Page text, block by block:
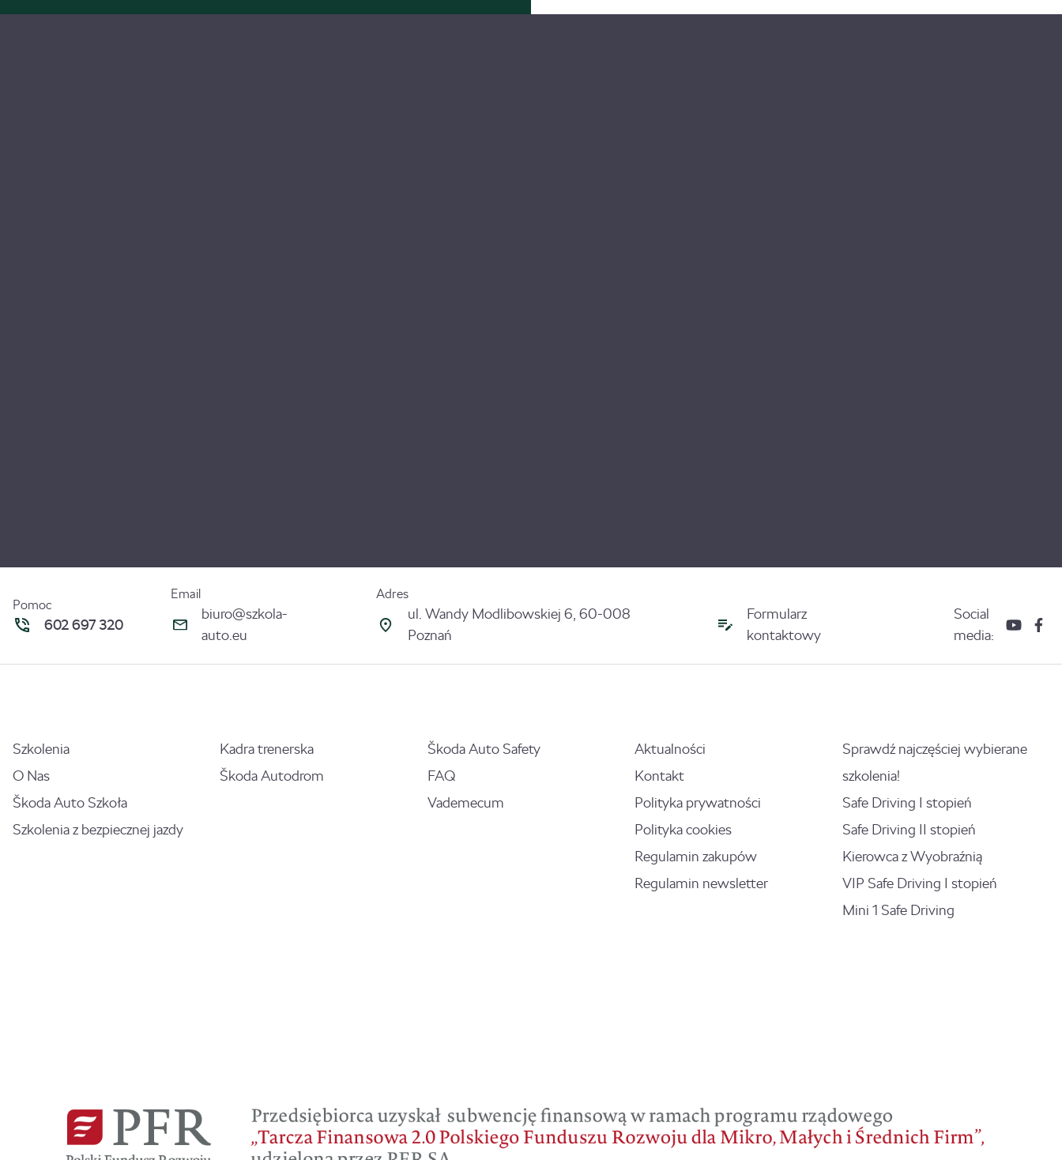
Pomoc
602 697 320
Email
biuro@szkola-
auto.eu
Adres
ul. Wandy Modlibowskiej 6, 60-008
Poznań
Formularz
kontaktowy
Social
media:
Szkolenia
O Nas
Škoda Auto Szkoła
Szkolenia z bezpiecznej jazdy
Kadra trenerska
Škoda Autodrom
Škoda Auto Safety
FAQ
Vademecum
Aktualności
Kontakt
Polityka prywatności
Polityka cookies
Regulamin zakupów
Regulamin newsletter
Sprawdź najczęściej wybierane
szkolenia!
Safe Driving I stopień
Safe Driving II stopień
Kierowca z Wyobraźnią
VIP Safe Driving I stopień
Mini 1 Safe Driving